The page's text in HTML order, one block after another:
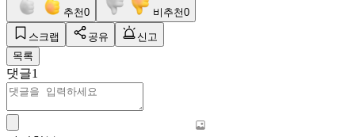
추천0 비추천0
스크랩 공유
신고
목록
댓글1